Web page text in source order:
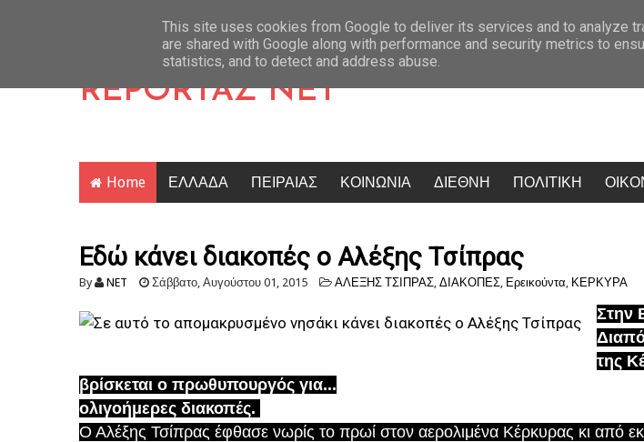
Latest News
και θα πάει στο Βέλγιο να κυνηγήσει την πρόκριση Κρίση στο κόμμα Καρυστιανού: Δύο ακόμη στελέχη
REPORTAZ NET
Home ΕΛΛΑΔΑ ΠΕΙΡΑΙΑΣ ΚΟΙΝΩΝΙΑ ΔΙΕΘΝΗ ΠΟΛΙΤΙΚΗ
Εδώ κάνει διακοπές ο Αλέξης Τσίπρας
By NET Σάββατο, Αυγούστου 01, 2015 ΑΛΕΞΗΣ ΤΣΙΠΡΑΣ, ΔΙΑΚΟΠΕΣ, Ερεικούντα, ΚΕΡΚΥΡΑ
Στην
της
βρίσκεται ο πρωθυπουργός για...
ολιγοήμερες διακοπές.
Ο Αλέξης Τσίπρας έφθασε νωρίς το πρωί στον αερολιμένα Κέρκυρας κι από
This site uses cookies from Google to deliver its services and to analyze
are shared with Google along with performance and security metrics to
statistics, and to detect and address abuse.